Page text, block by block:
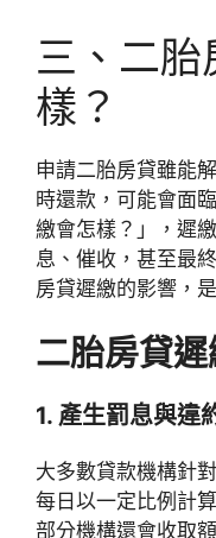
三、二胎
樣？
申請二胎房貸雖能
時還款，可能會面
繳會怎樣？」，遲
息、催收，甚至最
房貸遲繳的影響，
二胎房貸
1. 產生罰息與違
大多數貸款機構針
每日以一定比例計
部分機構還會收取